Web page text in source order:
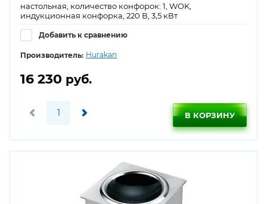
настольная, количество конфорок: 1, WOK,
индукционная конфорка, 220 В, 3,5 кВт
Добавить к сравнению
Производитель: Hurakan
16 230 руб.
В КОРЗИНУ